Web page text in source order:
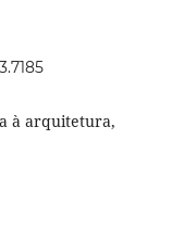
à arquitetura,